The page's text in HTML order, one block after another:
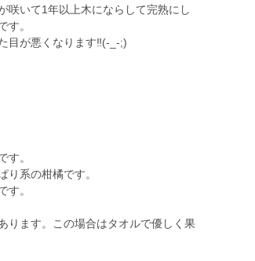
咲いて1年以上木にならして完熟にし
す。
目が悪くなります‼️(-_-;)
す。
系の柑橘です。
す。
ります。この場合はタオルで優しく果